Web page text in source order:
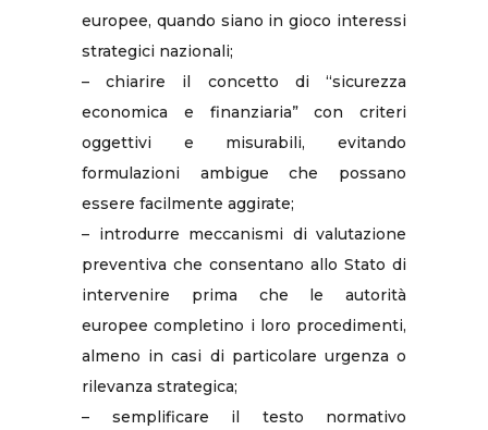
europee, quando siano in gioco interessi
strategici nazionali;
– chiarire il concetto di “sicurezza
economica e finanziaria” con criteri
oggettivi e misurabili, evitando
formulazioni ambigue che possano
essere facilmente aggirate;
– introdurre meccanismi di valutazione
preventiva che consentano allo Stato di
intervenire prima che le autorità
europee completino i loro procedimenti,
almeno in casi di particolare urgenza o
rilevanza strategica;
– semplificare il testo normativo